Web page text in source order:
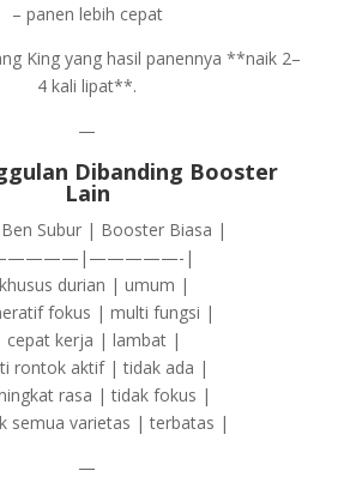
– panen lebih cepat
King yang hasil panennya **naik 2–
4 kali lipat**.
—
Dibanding Booster
Lain
Subur | Booster Biasa |
|
durian | umum |
fokus | multi fungsi |
cepat kerja | lambat |
rontok aktif | tidak ada |
rasa | tidak fokus |
semua varietas | terbatas |
—